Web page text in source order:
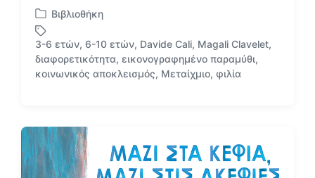
Α
ν
α
ρ
τ
κ
ε
σ
Βιβλιοθήκη
Μ
ε
κ
έ
τ
3-6 ετών, 6-10 ετών, Davide Cali, Magali Clavelet,
διαφορετικότητα, εικονογραφημένο παραμύθι,
κοινωνικός αποκλεισμός, Μεταίχμιο, φιλία